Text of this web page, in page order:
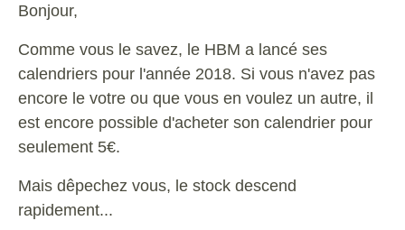
Bonjour,
Comme vous le savez, le HBM a lancé ses
calendriers pour l'année 2018. Si vous n'avez pas
encore le votre ou que vous en voulez un autre, il
est encore possible d'acheter son calendrier pour
seulement 5€.
Mais dêpechez vous, le stock descend
rapidement...